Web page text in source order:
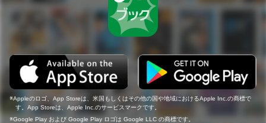
Appleのロゴ、App Storeは、米国もしくはその他の国や地域におけるApple Inc.の商標で
す。App Storeは、Apple Inc.のサービスマークです。
Google Play および Google Play ロゴは Google LLC の商標です。